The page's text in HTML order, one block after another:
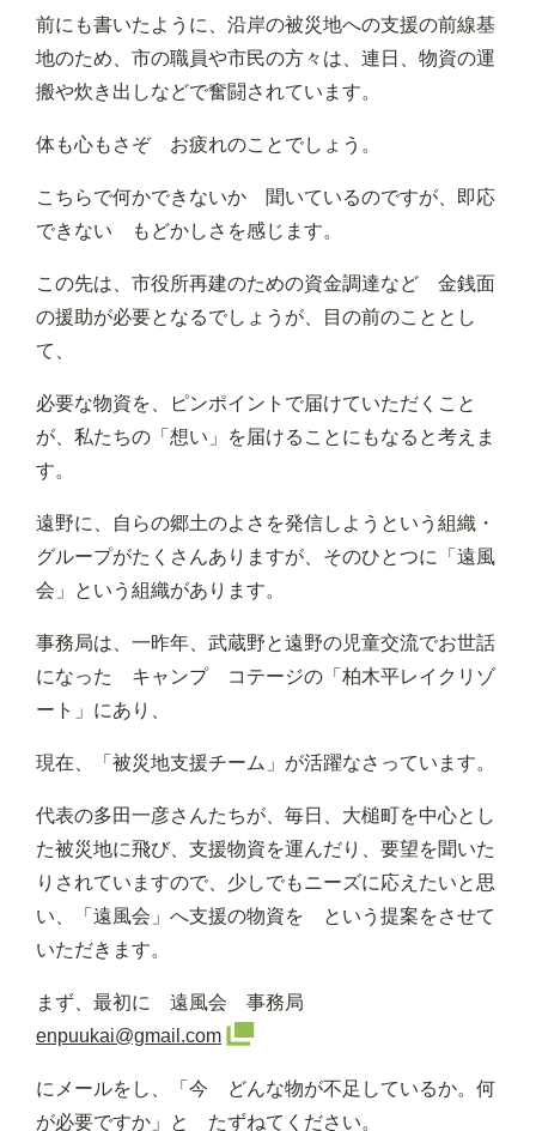
前にも書いたように、沿岸の被災地への支援の前線基
地のため、市の職員や市民の方々は、連日、物資の運
搬や炊き出しなどで奮闘されています。
体も心もさぞ お疲れのことでしょう。
こちらで何かできないか 聞いているのですが、即応
できない もどかしさを感じます。
この先は、市役所再建のための資金調達など 金銭面
の援助が必要となるでしょうが、目の前のこととし
て、
必要な物資を、ピンポイントで届けていただくこと
が、私たちの「想い」を届けることにもなると考えま
す。
遠野に、自らの郷土のよさを発信しようという組織・
グループがたくさんありますが、そのひとつに「遠風
会」という組織があります。
事務局は、一昨年、武蔵野と遠野の児童交流でお世話
になった キャンプ コテージの「柏木平レイクリゾ
ート」にあり、
現在、「被災地支援チーム」が活躍なさっています。
代表の多田一彦さんたちが、毎日、大槌町を中心とし
た被災地に飛び、支援物資を運んだり、要望を聞いた
りされていますので、少しでもニーズに応えたいと思
い、「遠風会」へ支援の物資を という提案をさせて
いただきます。
まず、最初に 遠風会 事務局
enpuukai@gmail.com
にメールをし、「今 どんな物が不足しているか。何
が必要ですか」と たずねてください。